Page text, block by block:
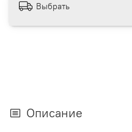
Выбрать
Описание